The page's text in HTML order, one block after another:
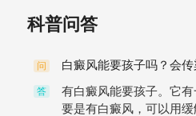
科普问答
问 白癜风能要孩子吗？会传
答
有白癜风能要孩子。它有
要是有白癜风，可以用缓